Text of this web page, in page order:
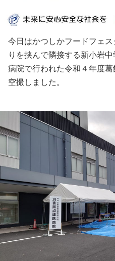
今日はかつしかフードフェ
りを挟んで隣接する新小岩
病院で行われた令和４年度
空撮しました。